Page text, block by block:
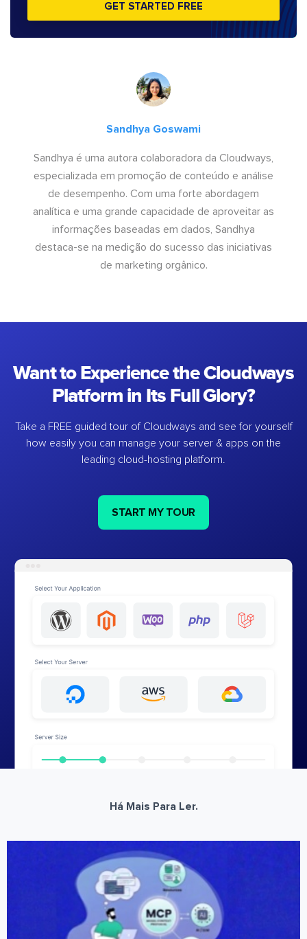
GET STARTED FREE
Sandhya Goswami
Sandhya é uma autora colaboradora da Cloudways,
especializada em promoção de conteúdo e análise
de desempenho. Com uma forte abordagem
analítica e uma grande capacidade de aproveitar as
informações baseadas em dados, Sandhya
destaca-se na medição do sucesso das iniciativas
de marketing orgânico.
Want to Experience the Cloudways
Platform in Its Full Glory?
Take a FREE guided tour of Cloudways and see for yourself
how easily you can manage your server & apps on the
leading cloud-hosting platform.
START MY TOUR
Há Mais Para Ler.